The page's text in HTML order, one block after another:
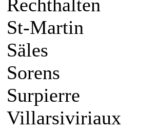
Rechthalten
St-Martin
Säles
Sorens
Surpierre
Villarsiviriaux